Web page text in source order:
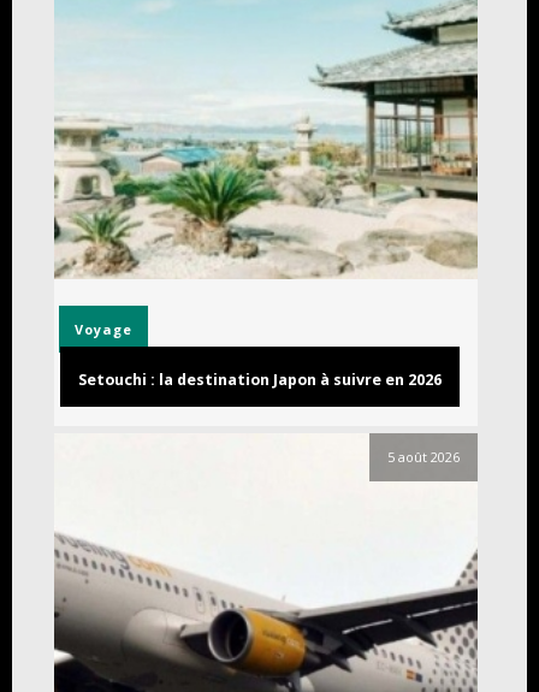
Voyage
Setouchi : la destination Japon à suivre en 2026
5 août 2026